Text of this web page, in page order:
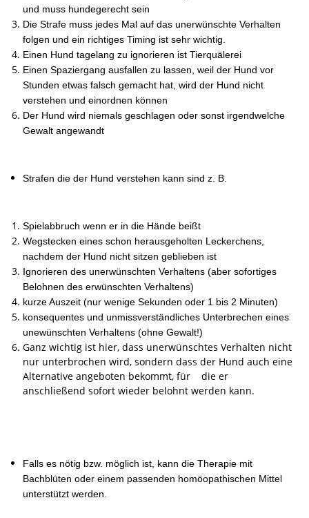
und muss hundegerecht sein
Die Strafe muss jedes Mal auf das unerwünschte Verhalten
folgen und ein richtiges Timing ist sehr wichtig.
Einen Hund tagelang zu ignorieren ist Tierquälerei
Einen Spaziergang ausfallen zu lassen, weil der Hund vor
Stunden etwas falsch gemacht hat, wird der Hund nicht
verstehen und einordnen können
Der Hund wird niemals geschlagen oder sonst irgendwelche
Gewalt angewandt
Strafen die der Hund verstehen kann sind z. B.
Spielabbruch wenn er in die Hände beißt
Wegstecken eines schon herausgeholten Leckerchens,
nachdem der Hund nicht sitzen geblieben ist
Ignorieren des unerwünschten Verhaltens (aber sofortiges
Belohnen des erwünschten Verhaltens)
kurze Auszeit (nur wenige Sekunden oder 1 bis 2 Minuten)
konsequentes und unmissverständliches Unterbrechen eines
unewünschten Verhaltens (ohne Gewalt!)
Ganz wichtig ist hier, dass unerwünschtes Verhalten nicht
nur unterbrochen wird, sondern dass der Hund auch eine
Alternative angeboten bekommt, für die er
anschließend sofort wieder belohnt werden kann.
Falls es nötig bzw. möglich ist, kann die Therapie mit
Bachblüten oder einem passenden homöopathischen Mittel
unterstützt werden.